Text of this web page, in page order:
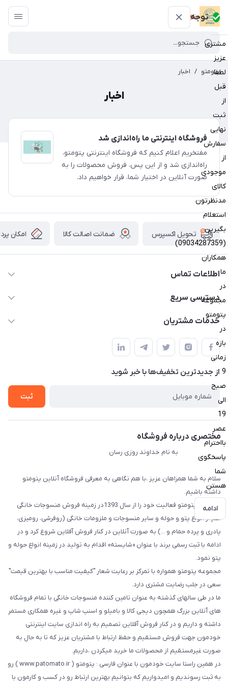
توجه
مشتری
عزیز
لطفا
قبل
از
ثبت
نهایی
سفارش
از
موجودی
کالای
مدنظرتون
استعلام
بگیرین
(09034287359)
همکاران
ما
در
مجموعه
پتومتو
در
بازه
زمانی
9
صبح
الی
19
عصر
بااحترام
پاسخگوی
شما
هستن
ادامه
پتومتو
پتومتو / اخبار
اخبار
فروشگاه اینترنتی ما راه‌اندازی شد
مفتخریم اعلام کنیم که فروشگاه اینترنتی پتومتو،
راه‌اندازی شد و از این پس، فروش محصولات را به
صورت آنلاین در اختیار شما، قرار خواهیم داد.
تحویل اکسپرس ضمانت اصالت کالا امکان
اطلاعات تماس
09034287359
دسترسی سریع
حساب کاربری
مجله فروشگاه
لیست محصولات
درباره ما
تماس با ما
خدمات مشتریان
قوانین و مقررات
حریم خصوصی
راهنما
از جدید‌ترین تخفیف‌ها با‌ خبر شوید
ثبت
مختصری درباره فروشگاه
به نام خداوند روزی رسان
سلام به شما همراهان عزیز ،با هم نگاهی به معرفی فروشگاه آنلاین پتومتو
داشته باشیم.
فروشگاه پتومتو فعالیت خود را از سال 1393در زمینه فروش منسوجات خانگی
اعم از انواع پتو و حوله و سایر منسوجات و ملزومات خانگی (روفرشی، رومیزی،
پادری و پرده حمام و ...) به صورت آنلاین در کنار فروش آفلاین شروع کرد و در
ادامه با ثبت رسمی برند با عنوان «شایسته» اقدام به تولید در زمینه انواع حوله و
پتو نمود.
مجموعه پتومتو همواره با تمرکز بر رعایت شعار "کیفیت مناسب با بهترین قیمت"
سعی در جلب رضایت مشتری دارد.
ما در طی سالهای گذشته به عنوان تامین کننده منسوجات خانگی با تمام فروشگاه
های آنلاین بزرگ همچون دیجی کالا و بامیلو و اسنپ شاپ و غیره همکاری مستمر
داشته و داریم و در کنار فروش آفلاین تصمیم به راه اندازی سایت اینترنتی
خودمون جهت فروش مستقیم و حفظ ارتباط با مشتریان عزیز که تا به حال به
صورت غیرمستقیم از محصولات ما خرید میکردن ،داریم.
در همین راستا سایت خودمون با عنوان فارسی : پتومتو ( www.patomato.ir ) رو
به ثبت رسوندیم و امیدواریم که بتوانیم بهترین ارتباط رو در کسب و کارمون با